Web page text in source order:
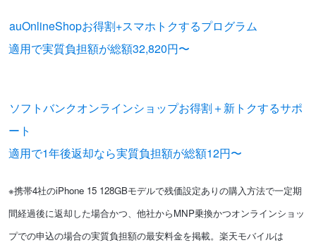
auOnlineShopお得割+スマホトクするプログラム
適用で実質負担額が総額32,820円〜
ソフトバンクオンラインショップお得割＋新トクするサポ
ート
適用で1年後返却なら実質負担額が総額12円〜
※携帯4社のiPhone 15 128GBモデルで残価設定ありの購入方法で一定期
間経過後に返却した場合かつ、他社からMNP乗換かつオンラインショッ
プでの申込の場合の実質負担額の最安料金を掲載。楽天モバイルは